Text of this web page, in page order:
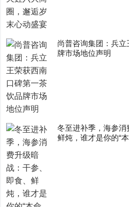
尚普咨询集团：兵
牌市场地位声明
冬至进补季，海参消
鲜炖，谁才是你的“本